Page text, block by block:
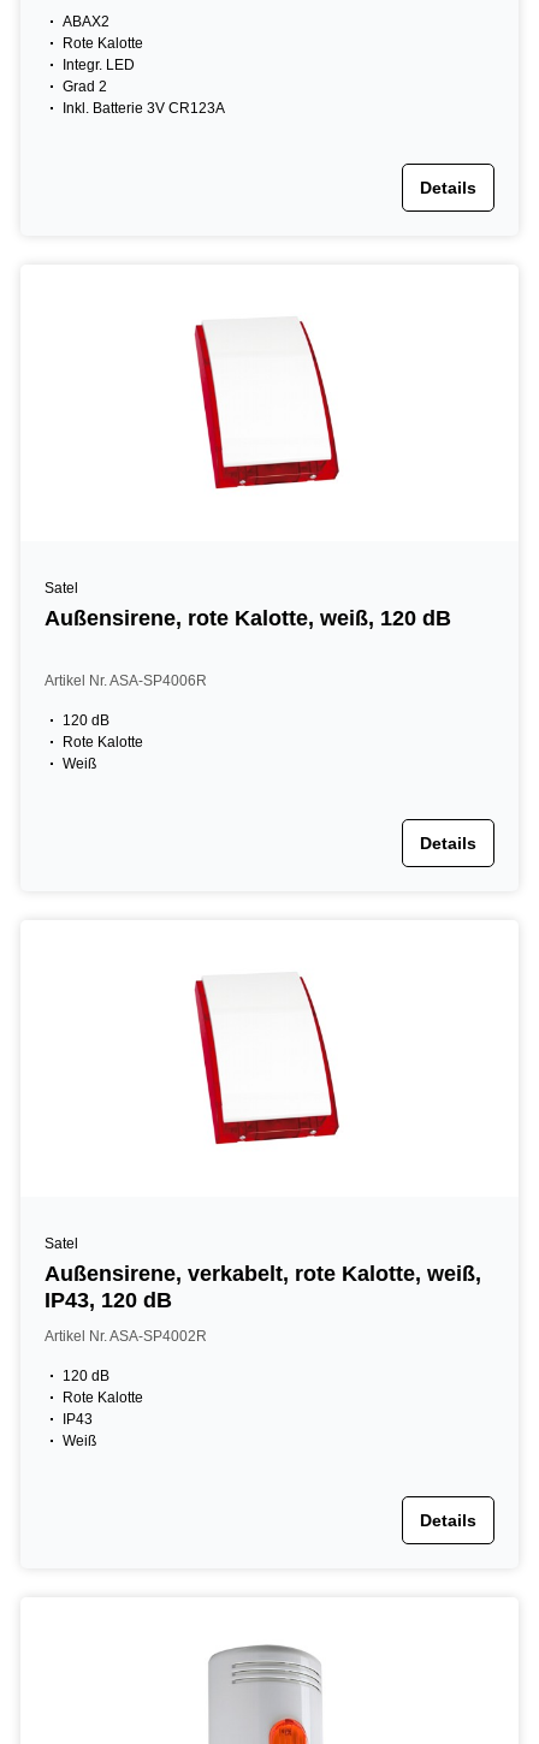
ABAX2
Rote Kalotte
Integr. LED
Grad 2
Inkl. Batterie 3V CR123A
Details
Satel
Außensirene, rote Kalotte, weiß, 120 dB
Artikel Nr. ASA-SP4006R
120 dB
Rote Kalotte
Weiß
Details
Satel
Außensirene, verkabelt, rote Kalotte, weiß,
IP43, 120 dB
Artikel Nr. ASA-SP4002R
120 dB
Rote Kalotte
IP43
Weiß
Details